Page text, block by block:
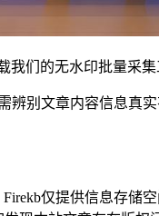
们的无水印批量采
辨别文章内容信息真
仅提供信息存储